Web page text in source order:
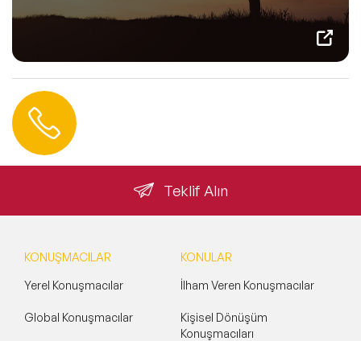
Teklif Alın
KONUŞMACILAR
Yerel Konuşmacılar
Global Konuşmacılar
KONULAR
İlham Veren Konuşmacılar
Kişisel Dönüşüm
Konuşmacıları